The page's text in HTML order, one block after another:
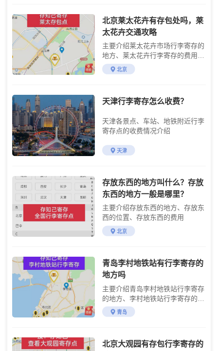
北京莱太花卉有存包处吗，莱
太花卉交通攻略
主要介绍莱太花卉市场行李寄存的
地方、莱太花卉行李寄存的费用及
交通攻略
北京
天津行李寄存怎么收费？
天津各景点、车站、地铁附近行李
寄存点的收费情况介绍
天津
存放东西的地方叫什么？存放
东西的地方一般是哪里？
主要介绍存放东西的地方、存放东
西的位置、存放东西的费用
北京
青岛李村地铁站有行李寄存的
地方吗
主要介绍青岛李村地铁站行李寄存
的地方、李村地铁站行李寄存的费
用及李村地铁站交通攻略
青岛
北京大观园有存包行李寄存的